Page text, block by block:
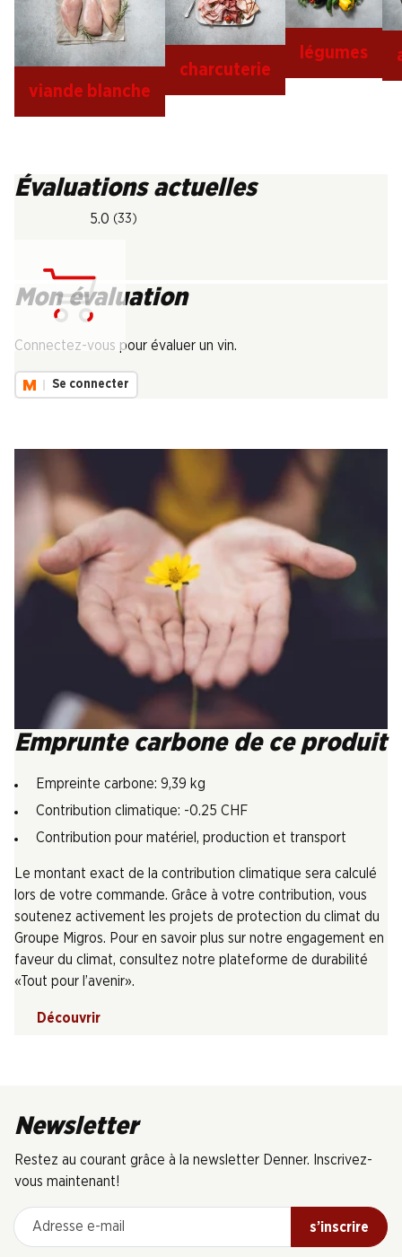
viande blanche
charcuterie
légumes
Évaluations actuelles
5.0 (33)
Mon évaluation
Connectez-vous pour évaluer un vin.
Se connecter
Emprunte carbone de ce produit
Empreinte carbone: 9,39 kg
Contribution climatique: -0.25 CHF
Contribution pour matériel, production et transport
Le montant exact de la contribution climatique sera calculé
lors de votre commande. Grâce à votre contribution, vous
soutenez activement les projets de protection du climat du
Groupe Migros. Pour en savoir plus sur notre engagement en
faveur du climat, consultez notre plateforme de durabilité
«Tout pour l’avenir».
Découvrir
Newsletter
Restez au courant grâce à la newsletter Denner. Inscrivez-
vous maintenant!
Adresse e-mail
s’inscrire